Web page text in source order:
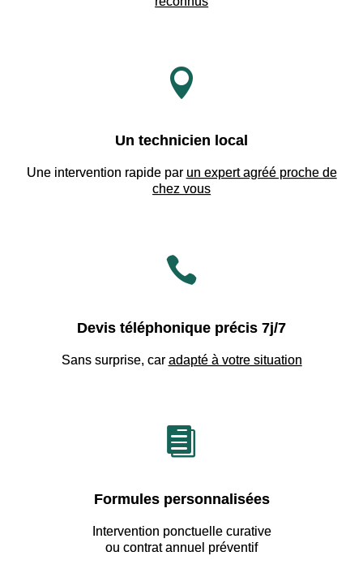

Un technicien local
Une intervention rapide par un expert agréé proche de
chez vous

Devis téléphonique précis 7j/7
Sans surprise, car adapté à votre situation

Formules personnalisées
Intervention ponctuelle curative
ou contrat annuel préventif